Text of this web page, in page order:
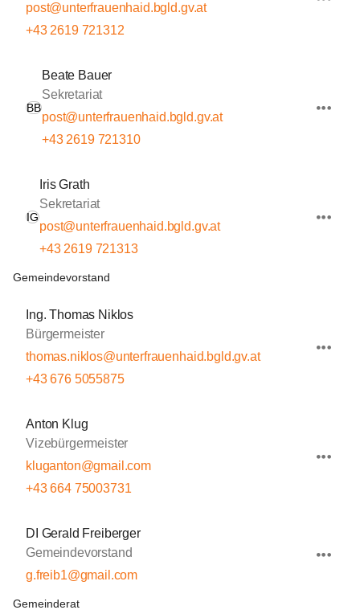
post@unterfrauenhaid.bgld.gv.at
+43 2619 721312
BB
Beate Bauer
Sekretariat
post@unterfrauenhaid.bgld.gv.at
+43 2619 721310
IG
Iris Grath
Sekretariat
post@unterfrauenhaid.bgld.gv.at
+43 2619 721313
Gemeindevorstand
Ing. Thomas Niklos
Bürgermeister
thomas.niklos@unterfrauenhaid.bgld.gv.at
+43 676 5055875
Anton Klug
Vizebürgermeister
kluganton@gmail.com
+43 664 75003731
DI Gerald Freiberger
Gemeindevorstand
g.freib1@gmail.com
Gemeinderat